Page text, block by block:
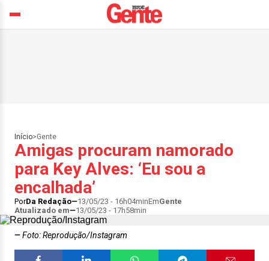
Início>Gente
Amigas procuram namorado
para Key Alves: ‘Eu sou a
encalhada’
PorDa Redação 13/05/23 - 16h04minEmGente
Atualizado em
13/05/23 - 17h58min
Foto: Reprodução/Instagram